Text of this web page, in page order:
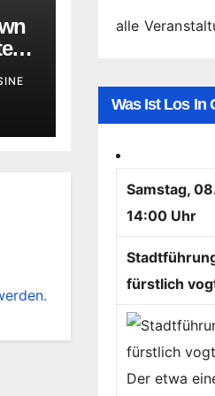
alle
Was Ist Los In
Samstag,
14:00 Uhr
fürstlich
Der etwa